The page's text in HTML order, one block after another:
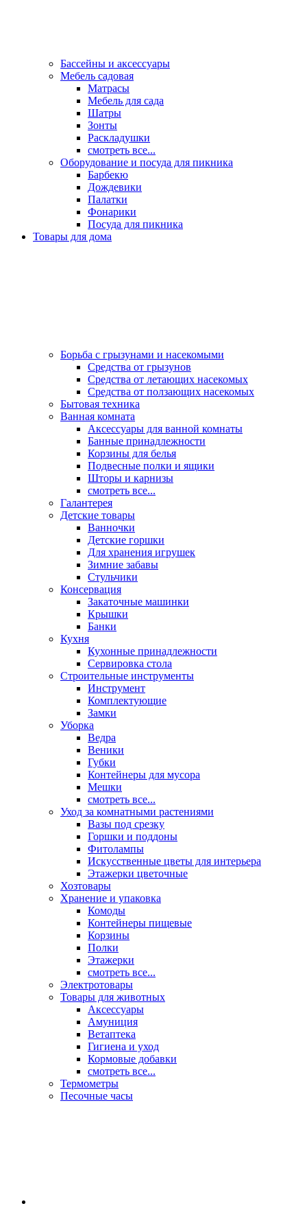
Бассейны и аксессуары
Мебель садовая
Матрасы
Мебель для сада
Шатры
Зонты
Раскладушки
смотреть все...
Оборудование и посуда для пикника
Барбекю
Дождевики
Палатки
Фонарики
Посуда для пикника
Товары для дома
Борьба с грызунами и насекомыми
Средства от грызунов
Средства от летающих насекомых
Средства от ползающих насекомых
Бытовая техника
Ванная комната
Аксессуары для ванной комнаты
Банные принадлежности
Корзины для белья
Подвесные полки и ящики
Шторы и карнизы
смотреть все...
Галантерея
Детские товары
Ванночки
Детские горшки
Для хранения игрушек
Зимние забавы
Стульчики
Консервация
Закаточные машинки
Крышки
Банки
Кухня
Кухонные принадлежности
Сервировка стола
Строительные инструменты
Инструмент
Комплектующие
Замки
Уборка
Ведра
Веники
Губки
Контейнеры для мусора
Мешки
смотреть все...
Уход за комнатными растениями
Вазы под срезку
Горшки и поддоны
Фитолампы
Искусственные цветы для интерьера
Этажерки цветочные
Хозтовары
Хранение и упаковка
Комоды
Контейнеры пищевые
Корзины
Полки
Этажерки
смотреть все...
Электротовары
Товары для животных
Аксессуары
Амуниция
Ветаптека
Гигиена и уход
Кормовые добавки
смотреть все...
Термометры
Песочные часы